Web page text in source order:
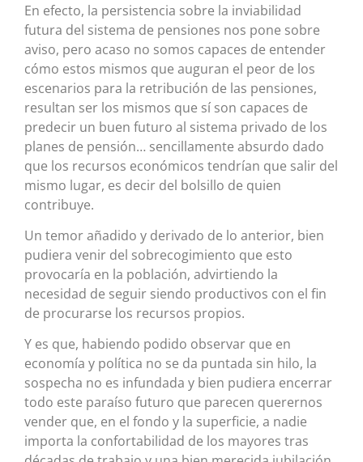
En efecto, la persistencia sobre la inviabilidad
futura del sistema de pensiones nos pone sobre
aviso, pero acaso no somos capaces de entender
cómo estos mismos que auguran el peor de los
escenarios para la retribución de las pensiones,
resultan ser los mismos que sí son capaces de
predecir un buen futuro al sistema privado de los
planes de pensión… sencillamente absurdo dado
que los recursos económicos tendrían que salir del
mismo lugar, es decir del bolsillo de quien
contribuye.
Un temor añadido y derivado de lo anterior, bien
pudiera venir del sobrecogimiento que esto
provocaría en la población, advirtiendo la
necesidad de seguir siendo productivos con el fin
de procurarse los recursos propios.
Y es que, habiendo podido observar que en
economía y política no se da puntada sin hilo, la
sospecha no es infundada y bien pudiera encerrar
todo este paraíso futuro que parecen querernos
vender que, en el fondo y la superficie, a nadie
importa la confortabilidad de los mayores tras